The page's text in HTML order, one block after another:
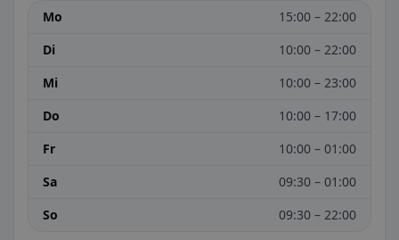
Mo
15:00 – 22:00
Di
10:00 – 22:00
Mi
10:00 – 23:00
Do
10:00 – 17:00
Fr
10:00 – 01:00
Sa
09:30 – 01:00
So
09:30 – 22:00